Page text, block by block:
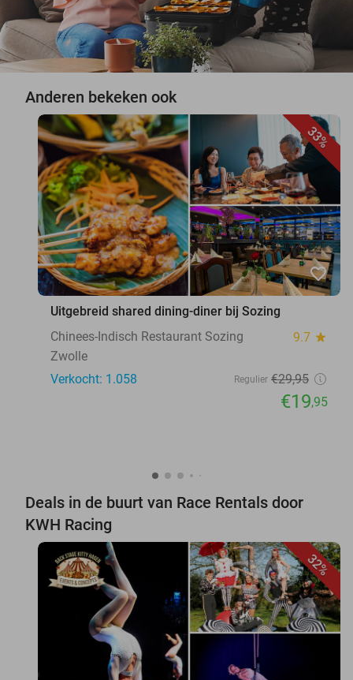
Anderen bekeken ook
33%
favorite_border
Uitgebreid shared dining-diner bij Sozing
Chinees-Indisch Restaurant Sozing
9.7 star
Zwolle
Verkocht: 1.058
Regulier €29,95
€19,95
Deals in de buurt van Race Rentals door
KWH Racing
32%